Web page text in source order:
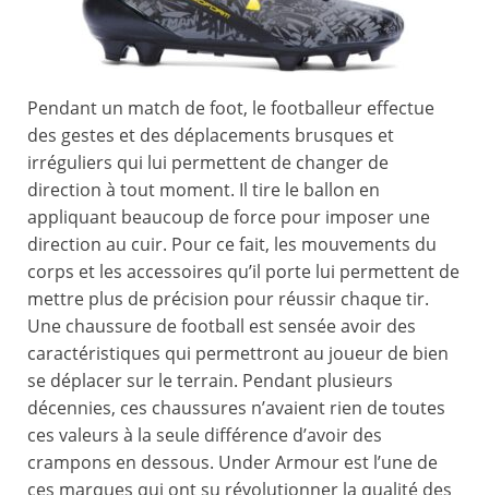
Pendant un match de foot, le footballeur effectue
des gestes et des déplacements brusques et
irréguliers qui lui permettent de changer de
direction à tout moment. Il tire le ballon en
appliquant beaucoup de force pour imposer une
direction au cuir. Pour ce fait, les mouvements du
corps et les accessoires qu’il porte lui permettent de
mettre plus de précision pour réussir chaque tir.
Une chaussure de football est sensée avoir des
caractéristiques qui permettront au joueur de bien
se déplacer sur le terrain. Pendant plusieurs
décennies, ces chaussures n’avaient rien de toutes
ces valeurs à la seule différence d’avoir des
crampons en dessous. Under Armour est l’une de
ces marques qui ont su révolutionner la qualité des